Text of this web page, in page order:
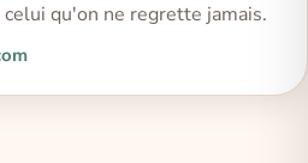
qu'on ne regrette jamais.